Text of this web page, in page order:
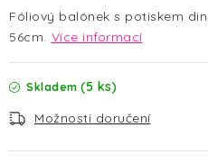
Hodnocení obchodu
Fóliový balónek s potiskem
56cm. Více informací
Skladem (5 ks)
Možnosti doručení